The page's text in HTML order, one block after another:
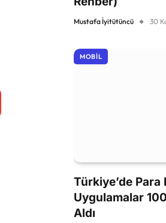
Mustafa İyitütüncü 30
MOBIL
Türkiye’de Para
Uygulamalar
Aldı